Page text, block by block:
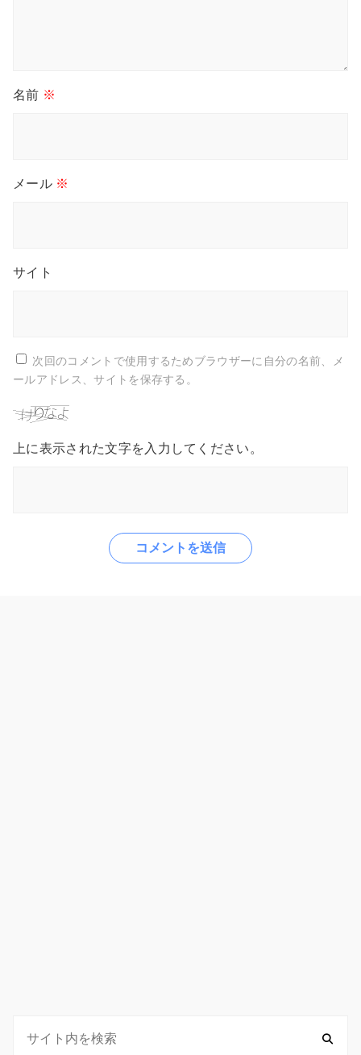
名前 ※
メール ※
サイト
次回のコメントで使用するためブラウザーに自分の名前、メ
ールアドレス、サイトを保存する。
上に表示された文字を入力してください。